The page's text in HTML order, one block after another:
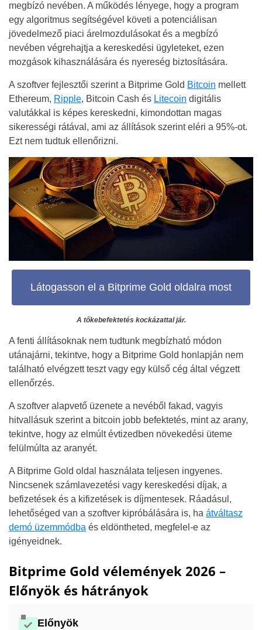
megbízó nevében. A működés lényege, hogy a program
egy algoritmus segítségével követi a potenciálisan
jövedelmező piaci árelmozdulásokat és a megbízó
nevében végrehajtja a kereskedési ügyleteket, ezen
mozgások kihasználására és nyereség biztosítására.
A szoftver fejlesztői szerint a Bitprime Gold Bitcoin mellett
Ethereum, Ripple, Bitcoin Cash és Litecoin digitális
valutákkal is képes kereskedni, kimondottan magas
sikerességi rátával, ami az állítások szerint eléri a 95%-ot.
Ezt nem tudtuk ellenőrizni.
Látogasson el a Bitprime Gold oldalra most
A tőkebefektetés kockázattal jár.
A fenti állításoknak nem tudtunk megbízható módon
utánajárni, tekintve, hogy a Bitprime Gold honlapján nem
található elvégzett teszt vagy egy külső cég által végzett
ellenőrzés.
A szoftver alapvető üzenete a nevéből fakad, vagyis
hitvallásuk szerint a bitcoin jobb befektetés, mint az arany,
tekintve, hogy az elmúlt évtizedben növekedési üteme
felülmúlta az aranyét.
A Bitprime Gold oldal használata teljesen ingyenes.
Nincsenek számlavezetési vagy kereskedési díjak, a
befizetések és a kifizetések is díjmentesek. Ráadásul,
lehetőséged van a szoftver kipróbálására is, ha átváltasz
demó üzemmódba és eldöntheted, megfelel-e az
igényeidnek.
Bitprime Gold vélemények 2026 –
Előnyök és hátrányok
Előnyök